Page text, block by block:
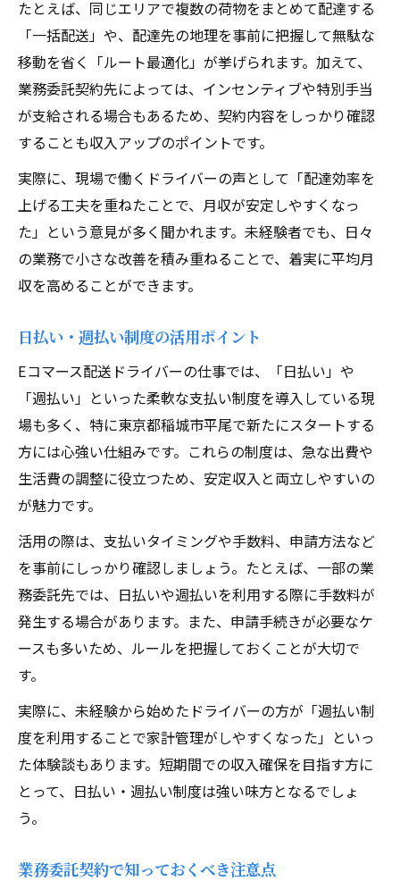
たとえば、同じエリアで複数の荷物をまとめて配達する
「一括配送」や、配達先の地理を事前に把握して無駄な
移動を省く「ルート最適化」が挙げられます。加えて、
業務委託契約先によっては、インセンティブや特別手当
が支給される場合もあるため、契約内容をしっかり確認
することも収入アップのポイントです。
実際に、現場で働くドライバーの声として「配達効率を
上げる工夫を重ねたことで、月収が安定しやすくなっ
た」という意見が多く聞かれます。未経験者でも、日々
の業務で小さな改善を積み重ねることで、着実に平均月
収を高めることができます。
日払い・週払い制度の活用ポイント
Eコマース配送ドライバーの仕事では、「日払い」や
「週払い」といった柔軟な支払い制度を導入している現
場も多く、特に東京都稲城市平尾で新たにスタートする
方には心強い仕組みです。これらの制度は、急な出費や
生活費の調整に役立つため、安定収入と両立しやすいの
が魅力です。
活用の際は、支払いタイミングや手数料、申請方法など
を事前にしっかり確認しましょう。たとえば、一部の業
務委託先では、日払いや週払いを利用する際に手数料が
発生する場合があります。また、申請手続きが必要なケ
ースも多いため、ルールを把握しておくことが大切で
す。
実際に、未経験から始めたドライバーの方が「週払い制
度を利用することで家計管理がしやすくなった」といっ
た体験談もあります。短期間での収入確保を目指す方に
とって、日払い・週払い制度は強い味方となるでしょ
う。
業務委託契約で知っておくべき注意点